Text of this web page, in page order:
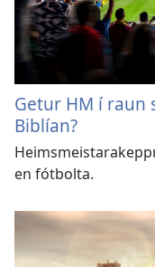
Getur HM í raun
Biblían?
en fótbolta.